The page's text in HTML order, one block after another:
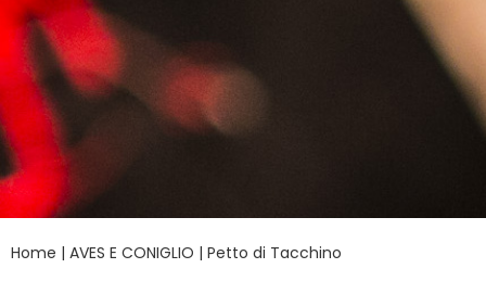
Home | AVES E CONIGLIO | Petto di Tacchino